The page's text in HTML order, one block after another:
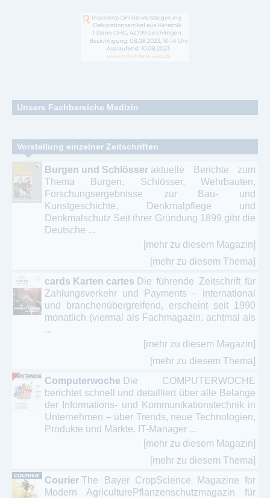
Unsere Fachbereiche Medizin
Medizin – Gastroenterologie - Internist
Allgemein medizinische Fachzeitschriften
Anästhesie - Schmerztherapie
Apotheker - Gesundheitsmagazine - Pharmazie
Arbeitsmedizin - Sozialmedizin - Ergonomie
Arthroskopie - Gelenkchirurgie
Chirurgie - Unfallchirurgie – Viszeralchirurgie
Dermatologie - Hautarzt
Diabetologie - Ernährungsmedizin - Hypertonie
Endoskopie - Röntgendiagnostik
Gynäkologie - Frauenheilkunde - Geburtshilfe
Hämatologie
Vorstellung einzelner Zeitschriften
Burgen und Schlösser aktuelle Berichte zum
Thema Burgen, Schlösser, Wehrbauten,
Forschungsergebnisse zur Bau- und
Kunstgeschichte, Denkmalpflege und
Denkmalschutz Seit ihrer Gründung 1899 gibt die
Deutsche ...
[mehr zu diesem Magazin]
[mehr zu diesem Thema]
cards Karten cartes Die führende Zeitschrift für
Zahlungsverkehr und Payments – international
und branchenübergreifend, erscheint seit 1990
monatlich (viermal als Fachmagazin, achtmal als
...
[mehr zu diesem Magazin]
[mehr zu diesem Thema]
Computerwoche Die COMPUTERWOCHE
berichtet schnell und detailliert über alle Belange
der Informations- und Kommunikationstechnik in
Unternehmen – über Trends, neue Technologien,
Produkte und Märkte. IT-Manager ...
[mehr zu diesem Magazin]
[mehr zu diesem Thema]
Courier The Bayer CropScience Magazine for
Modern AgriculturePflanzenschutzmagazin für